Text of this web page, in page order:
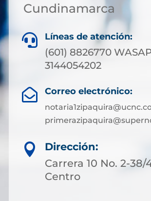
Cundinamarca
 Líneas de atención:
(601) 8826770
3144054202
 Correo electrónico:

Dirección:
Carrera 10 No. 2-38/
Centro